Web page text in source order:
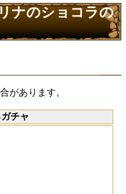
ナのショコラの
があります。
チャ